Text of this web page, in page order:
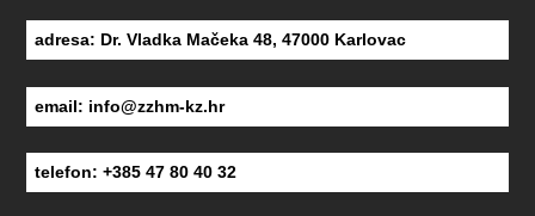
adresa: Dr. Vladka Mačeka 48, 47000 Karlovac
email: info@zzhm-kz.hr
telefon: +385 47 80 40 32